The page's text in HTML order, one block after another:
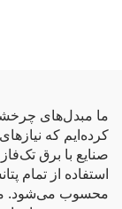
ما مبدل‌های
کرده‌ایم که
صنایع با برق
استفاده از تمام
محسوب می‌شود.